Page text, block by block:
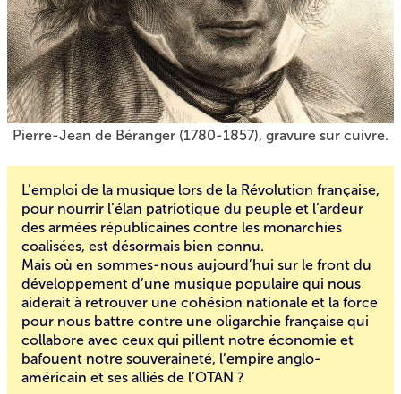
Pierre-Jean de Béranger (1780-1857), gravure sur cuivre.
L’emploi de la musique lors de la Révolution française,
pour nourrir l’élan patriotique du peuple et l’ardeur
des armées républicaines contre les monarchies
coalisées, est désormais bien connu.
Mais où en sommes-nous aujourd’hui sur le front du
développement d’une musique populaire qui nous
aiderait à retrouver une cohésion nationale et la force
pour nous battre contre une oligarchie française qui
collabore avec ceux qui pillent notre économie et
bafouent notre souveraineté, l’empire anglo-
américain et ses alliés de l’OTAN ?